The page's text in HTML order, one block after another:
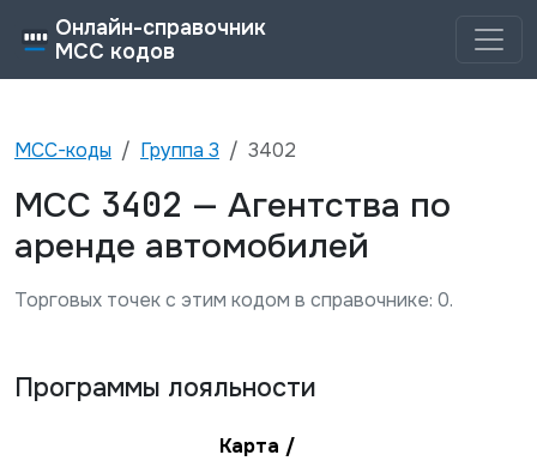
Онлайн-справочник
MCC кодов
MCC-коды Группа 3 3402
MCC 3402 — Агентства по
аренде автомобилей
Торговых точек с этим кодом в справочнике: 0.
Программы лояльности
Карта /